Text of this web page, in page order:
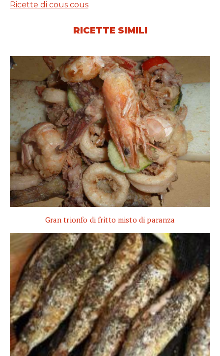
Ricette di cous cous
RICETTE SIMILI
Gran trionfo di fritto misto di paranza